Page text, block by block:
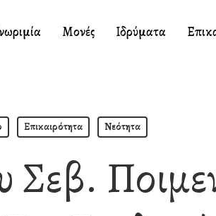
Μονές Ιδρύματα
Επικαιρότητα Νεότητα
Σεβ.